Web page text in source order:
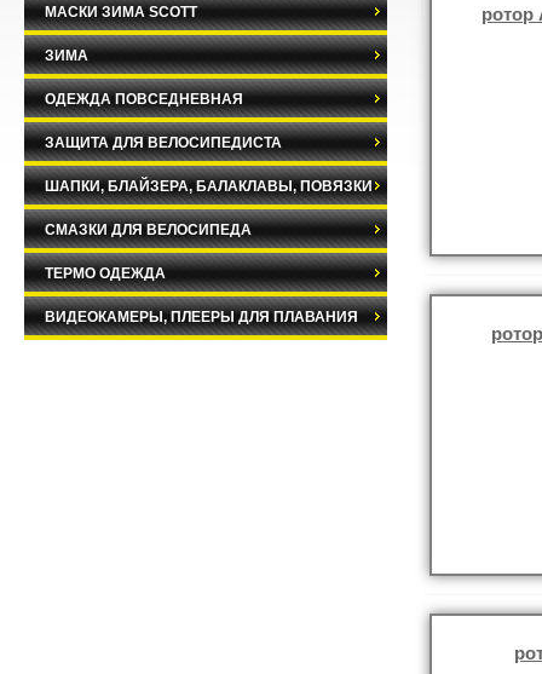
ротор
МАСКИ ЗИМА SCOTT
ЗИМА
ОДЕЖДА ПОВСЕДНЕВНАЯ
ЗАЩИТА ДЛЯ ВЕЛОСИПЕДИСТА
ШАПКИ, БЛАЙЗЕРА, БАЛАКЛАВЫ, ПОВЯЗКИ
СМАЗКИ ДЛЯ ВЕЛОСИПЕДА
ТЕРМО ОДЕЖДА
ВИДЕОКАМЕРЫ, ПЛЕЕРЫ ДЛЯ ПЛАВАНИЯ